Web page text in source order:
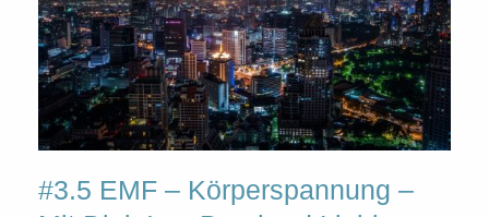
#3.5 EMF – Körperspannung –